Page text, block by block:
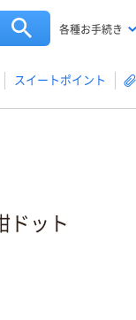
各種お手続き
スイートポイント
ドット